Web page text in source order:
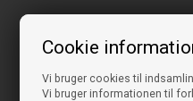
Cookie
Vi bruger cookies til
Vi bruger informationen til